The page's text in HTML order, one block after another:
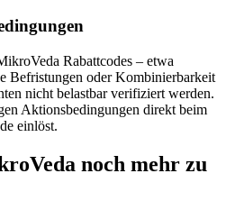
Rabattcodes – etwa
Befristungen oder Kombinierbarkeit
nicht belastbar verifiziert werden.
Aktionsbedingungen direkt beim
einlöst.
noch mehr zu